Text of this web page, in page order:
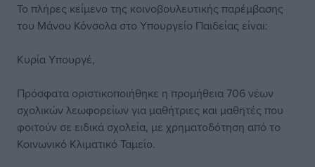
Το πλήρες κείμενο της κοινοβουλευτικής παρέμβασης
του Μάνου Κόνσολα στο Υπουργείο Παιδείας είναι:
Κυρία Υπουργέ,
Πρόσφατα οριστικοποιήθηκε η προμήθεια 706 νέων
σχολικών λεωφορείων για μαθήτριες και μαθητές που
φοιτούν σε ειδικά σχολεία, με χρηματοδότηση από το
Κοινωνικό Κλιματικό Ταμείο.